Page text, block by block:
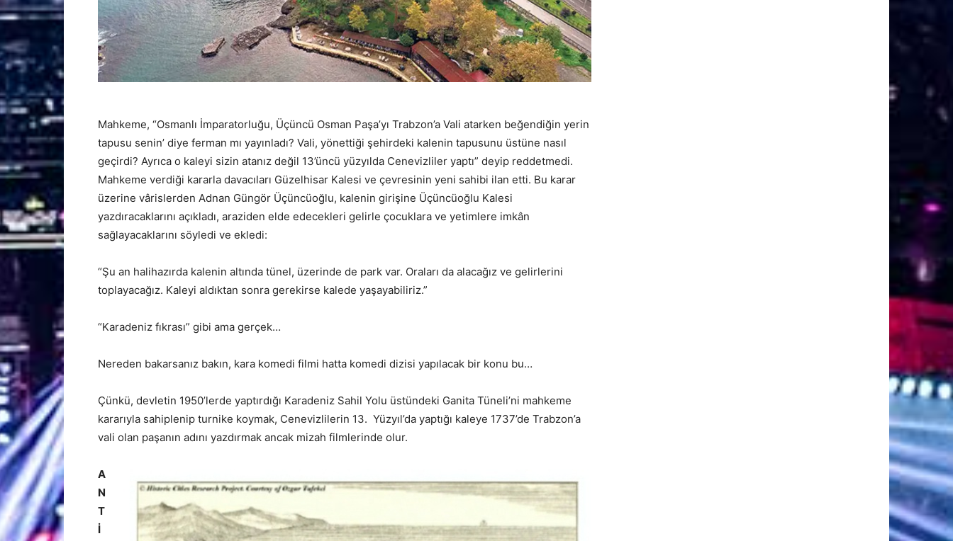
Mahkeme, “Osmanlı İmparatorluğu, Üçüncü Osman Paşa’yı Trabzon’a Vali atarken beğendiğin yerin
tapusu senin’ diye ferman mı yayınladı? Vali, yönettiği şehirdeki kalenin tapusunu üstüne nasıl
geçirdi? Ayrıca o kaleyi sizin atanız değil 13’üncü yüzyılda Cenevizliler yaptı” deyip reddetmedi.
Mahkeme verdiği kararla davacıları Güzelhisar Kalesi ve çevresinin yeni sahibi ilan etti. Bu karar
üzerine vârislerden Adnan Güngör Üçüncüoğlu, kalenin girişine Üçüncüoğlu Kalesi
yazdıracaklarını açıkladı, araziden elde edecekleri gelirle çocuklara ve yetimlere imkân
sağlayacaklarını söyledi ve ekledi:
“Şu an halihazırda kalenin altında tünel, üzerinde de park var. Oraları da alacağız ve gelirlerini
toplayacağız. Kaleyi aldıktan sonra gerekirse kalede yaşayabiliriz.”
“Karadeniz fıkrası” gibi ama gerçek…
Nereden bakarsanız bakın, kara komedi filmi hatta komedi dizisi yapılacak bir konu bu…
Çünkü, devletin 1950’lerde yaptırdığı Karadeniz Sahil Yolu üstündeki Ganita Tüneli’ni mahkeme
kararıyla sahiplenip turnike koymak, Cenevizlilerin 13. Yüzyıl’da yaptığı kaleye 1737’de Trabzon’a
vali olan paşanın adını yazdırmak ancak mizah filmlerinde olur.
A
N
T
İ